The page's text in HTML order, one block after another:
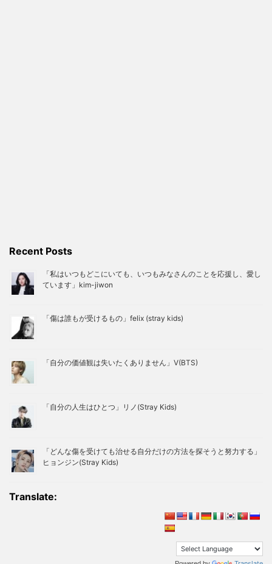
Recent Posts
「私はいつもどこにいても、いつもみなさんのことを応援し、愛し
ています」kim-jiwon
「傷は誰もが受けるもの」felix (stray kids)
「自分の価値観は失いたくありません」V(BTS)
「自分の人生はひとつ」リノ(Stray Kids)
「どんな傷を受けても治せる自分だけの方法を探そうと努力する」
ヒョンジン(Stray Kids)
Translate: